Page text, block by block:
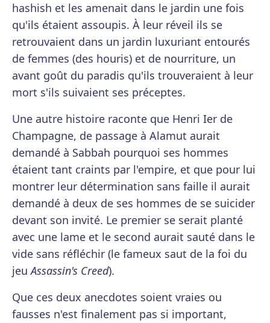
hashish et les amenait dans le jardin une fois
qu'ils étaient assoupis. À leur réveil ils se
retrouvaient dans un jardin luxuriant entourés
de femmes (des houris) et de nourriture, un
avant goût du paradis qu'ils trouveraient à leur
mort s'ils suivaient ses préceptes.
Une autre histoire raconte que Henri Ier de
Champagne, de passage à Alamut aurait
demandé à Sabbah pourquoi ses hommes
étaient tant craints par l'empire, et que pour lui
montrer leur détermination sans faille il aurait
demandé à deux de ses hommes de se suicider
devant son invité. Le premier se serait planté
avec une lame et le second aurait sauté dans le
vide sans réfléchir (le fameux saut de la foi du
jeuAssassin's Creed).
Que ces deux anecdotes soient vraies ou
fausses n'est finalement pas si important,